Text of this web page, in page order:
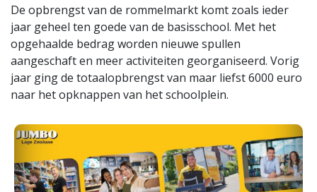
De opbrengst van de rommelmarkt komt zoals ieder
jaar geheel ten goede van de basisschool. Met het
opgehaalde bedrag worden nieuwe spullen
aangeschaft en meer activiteiten georganiseerd. Vorig
jaar ging de totaalopbrengst van maar liefst 6000 euro
naar het opknappen van het schoolplein.